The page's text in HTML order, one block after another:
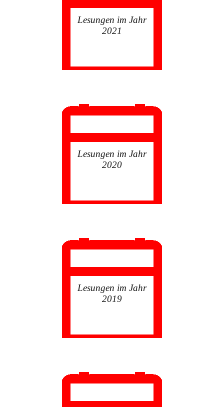
Lesungen im Jahr
2021
Lesungen im Jahr
2020
Lesungen im Jahr
2019